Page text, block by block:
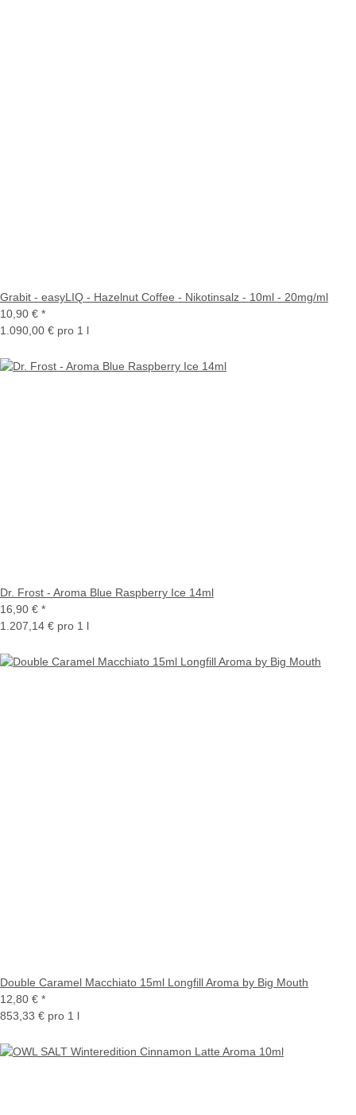
Grabit - easyLIQ - Hazelnut Coffee - Nikotinsalz - 10ml - 20mg/ml
10,90 € *
1.090,00 € pro 1 l
Dr. Frost - Aroma Blue Raspberry Ice 14ml
16,90 € *
1.207,14 € pro 1 l
Double Caramel Macchiato 15ml Longfill Aroma by Big Mouth
12,80 € *
853,33 € pro 1 l